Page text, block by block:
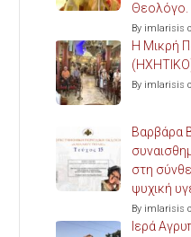
Θεολόγο.
By imlarisis
Η Μικρή
By imlarisis
Βαρβάρα
στη
ψυχική
By imlarisis
Ιερά